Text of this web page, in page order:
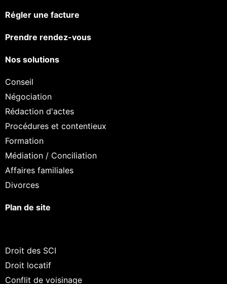
Régler une facture
Prendre rendez-vous
Nos solutions
Conseil
Négociation
Rédaction d'actes
Procédures et contentieux
Formation
Médiation / Conciliation
Affaires familiales
Divorces
Plan de site
Droit des SCI
Droit locatif
Conflit de voisinage